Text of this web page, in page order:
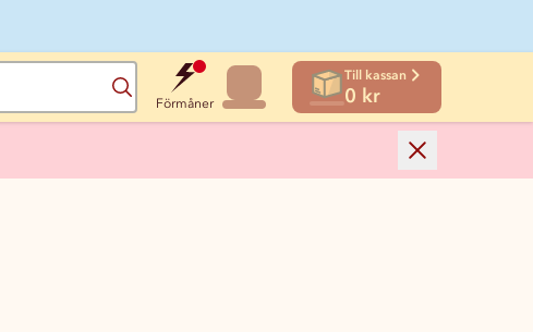
Sök
Förmåner
Till kassan
0 kr